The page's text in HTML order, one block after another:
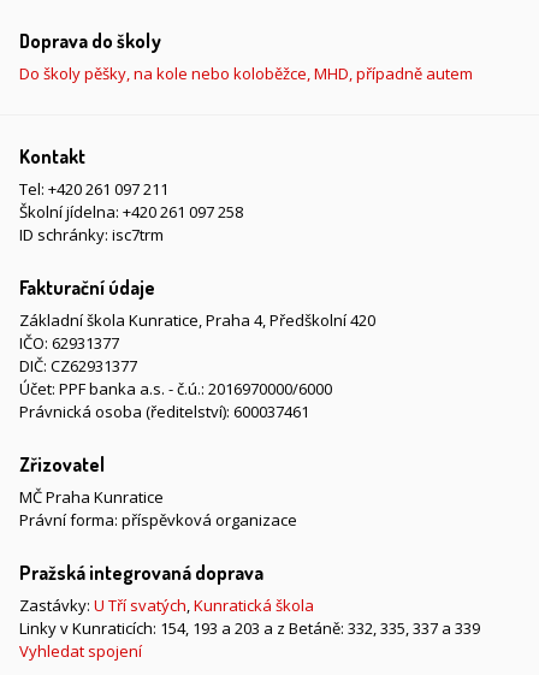
Doprava do školy
Do školy pěšky, na kole nebo koloběžce, MHD, případně autem
Kontakt
Tel: +420 261 097 211
Školní jídelna: +420 261 097 258
ID schránky: isc7trm
Fakturační údaje
Základní škola Kunratice, Praha 4, Předškolní 420
IČO: 62931377
DIČ: CZ62931377
Účet: PPF banka a.s. - č.ú.: 2016970000/6000
Právnická osoba (ředitelství): 600037461
Zřizovatel
MČ Praha Kunratice
Právní forma: příspěvková organizace
Pražská integrovaná doprava
Zastávky: U Tří svatých,Kunratická škola
Linky v Kunraticích: 154, 193 a 203 a z Betáně: 332, 335, 337 a 339
Vyhledat spojení